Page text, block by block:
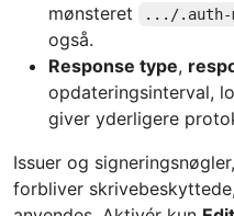
mønsteret
.../.auth-
også.
Response type,
opdateringsinterval,
giver yderligere
Issuer og
forbliver